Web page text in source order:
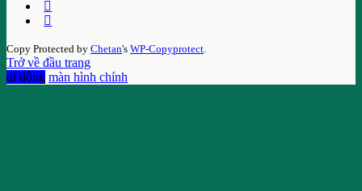
Copy Protected by Chetan's WP-Copyprotect.
Trở về đầu trang
di động màn hình chính